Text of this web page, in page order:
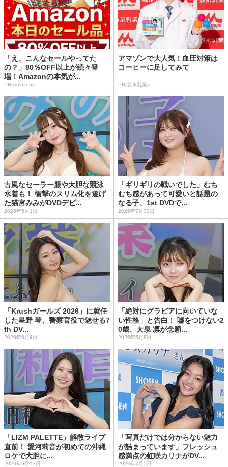
「え、こんなセールやってた
の？」80％OFF以上が続々登
場！Amazonの本気が...
PR(Amazon)
アマゾンで大人気！血圧対策は
コーヒーに足してみて
PR(森永乳業)
古風なセーラー服や大胆な競泳
水着も！ 衝撃のスリム化を遂げ
た猫宮みみがDVDデビ...
2026年5月1日
「ギリギリの戦いでした」むち
むち感があって可愛いと話題の
なる子、1st DVDで...
2026年7月30日
「Krushガールズ 2026」に就任
した星野 琴、警察官役で魅せる7
th DV...
2026年6月4日
「絶対にグラビアに向いていな
い性格」と告白！ 嘘をつけない2
0歳、大泉 凛が念願...
2026年5月8日
「LIZM PALETTE」解散ライブ
直前！ 愛河莉音が初めての沖縄
ロケで大胆に...
2026年6月13日
「写真だけでは分からない魅力
が詰まっています」フレッシュ
感満点の虹咲カリナがDV...
2026年7月5日